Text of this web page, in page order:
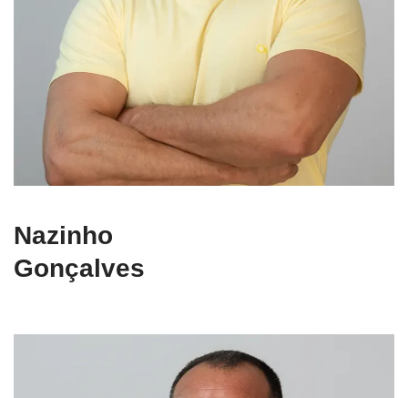
Nazinho
Gonçalves